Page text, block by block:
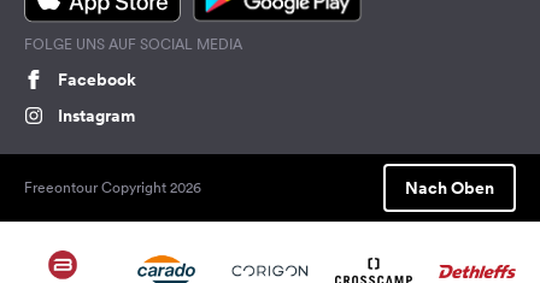
FOLGE UNS AUF SOCIAL MEDIA
Facebook
Instagram
Freeontour Copyright 2026 Nach Oben